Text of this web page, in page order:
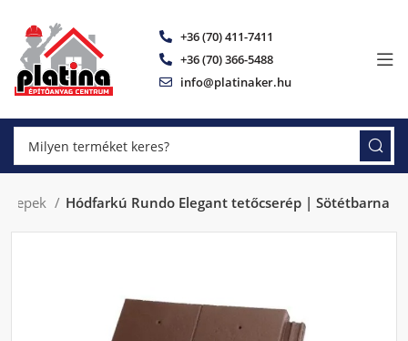
+36 (70) 411-7411
+36 (70) 366-5488
info@platinaker.hu
Hódfarkú Rundo Elegant tetőcserép | Sötétbarna